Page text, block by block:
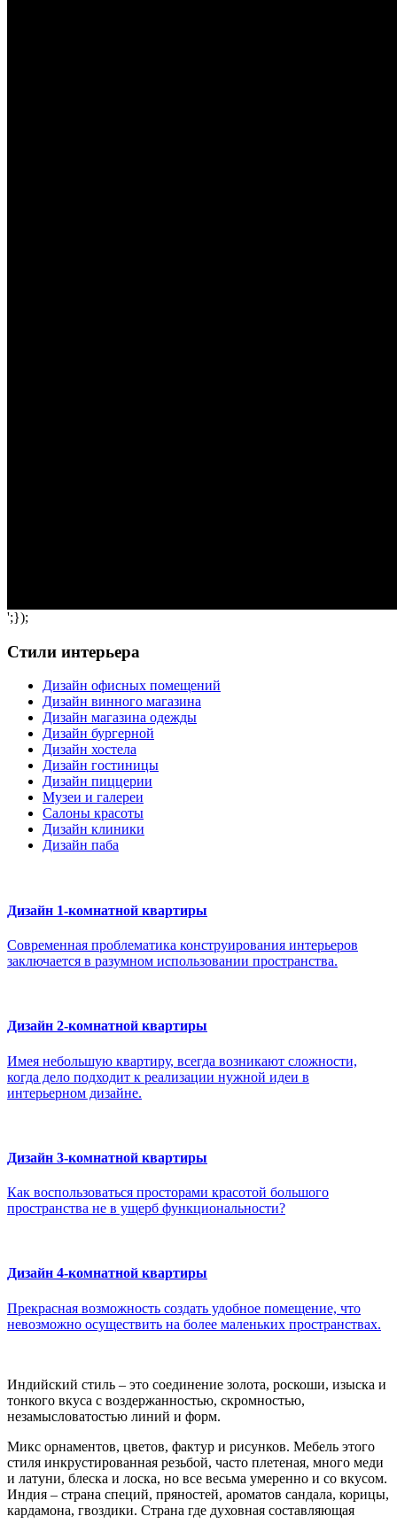
';});
Стили интерьера
Дизайн офисных помещений
Дизайн винного магазина
Дизайн магазина одежды
Дизайн бургерной
Дизайн хостела
Дизайн гостиницы
Дизайн пиццерии
Музеи и галереи
Салоны красоты
Дизайн клиники
Дизайн паба
Дизайн 1-комнатной квартиры
Современная проблематика конструирования интерьеров
заключается в разумном использовании пространства.
Дизайн 2-комнатной квартиры
Имея небольшую квартиру, всегда возникают сложности,
когда дело подходит к реализации нужной идеи в
интерьерном дизайне.
Дизайн 3-комнатной квартиры
Как воспользоваться просторами красотой большого
пространства не в ущерб функциональности?
Дизайн 4-комнатной квартиры
Прекрасная возможность создать удобное помещение, что
невозможно осуществить на более маленьких пространствах.
Индийский стиль – это соединение золота, роскоши, изыска и
тонкого вкуса с воздержанностью, скромностью,
незамысловатостью линий и форм.
Микс орнаментов, цветов, фактур и рисунков. Мебель этого
стиля инкрустированная резьбой, часто плетеная, много меди
и латуни, блеска и лоска, но все весьма умеренно и со вкусом.
Индия – страна специй, пряностей, ароматов сандала, корицы,
кардамона, гвоздики. Страна где духовная составляющая